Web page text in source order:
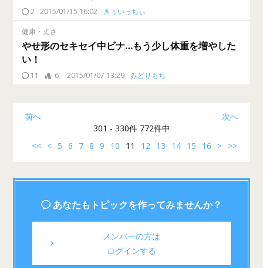
2 2015/01/15 16:02 きぅいっちぃ
健康・えさ
やせ形のセキセイ中ビナ…もう少し体重を増やした
い！
11 6 2015/01/07 13:29 みどりもち
前へ
次へ
301 - 330件 772件中
<< < 5 6 7 8 9 10 11 12 13 14 15 16 > >>
あなたもトピックを作ってみませんか？
メンバーの方は
ログインする